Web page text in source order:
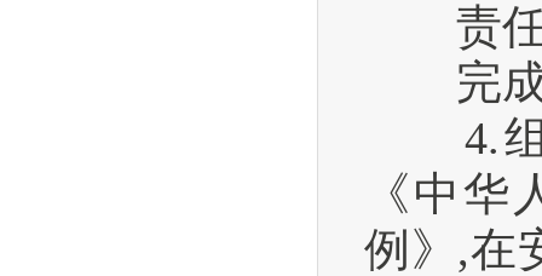
责任
完成
4.组
《中
例》,在